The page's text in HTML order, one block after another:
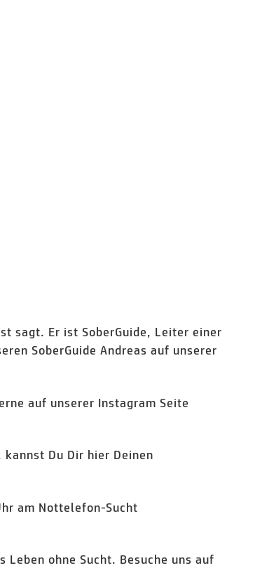
sagt. Er ist SoberGuide, Leiter einer
SoberGuide Andreas auf unserer
auf unserer Instagram Seite
Du Dir hier Deinen
am Nottelefon-Sucht
ohne Sucht. Besuche uns auf